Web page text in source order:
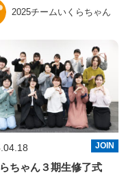
2025チームいくらちゃん
JOIN
ちゃん３期生修了式